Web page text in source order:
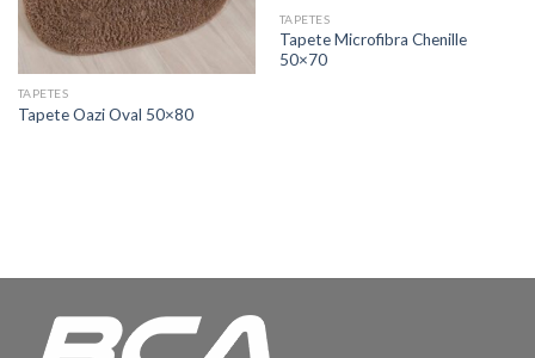
TAPETES
Tapete Oazi Oval 50×80
TAPETES
Tapete Microfibra Chenille
50×70